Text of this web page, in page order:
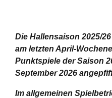
Die Hallensaison 2025/
am letzten April-
Punktspiele der Saison
September 2026
Im allgemeinen